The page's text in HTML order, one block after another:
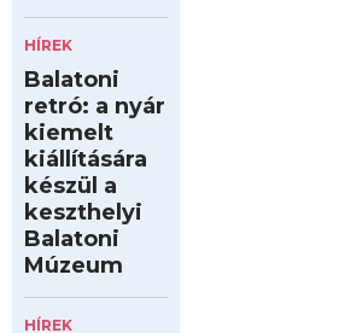
HÍREK
Balatoni
retró: a nyár
kiemelt
kiállítására
készül a
keszthelyi
Balatoni
Múzeum
HÍREK